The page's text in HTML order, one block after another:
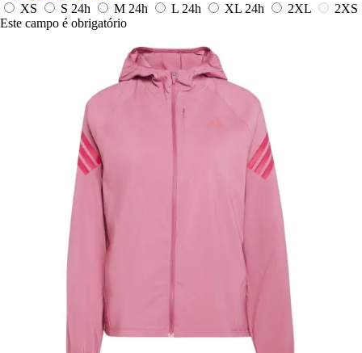
XS
S 24h M 24h L 24h XL 24h 2XL
2XS
Este campo é obrigatório